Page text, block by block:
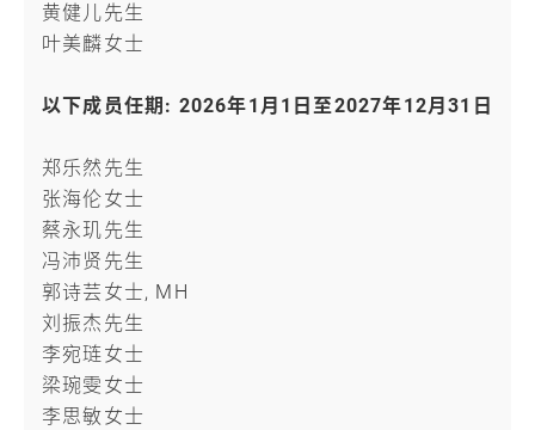
黄健儿先生
叶美麟女士
以下成员任期: 2026年1月1日至2027年12月31日
郑乐然先生
张海伦女士
蔡永玑先生
冯沛贤先生
郭诗芸女士, MH
刘振杰先生
李宛琏女士
梁琬雯女士
李思敏女士